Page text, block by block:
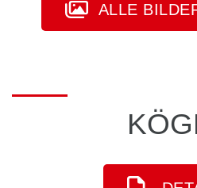
ALLE